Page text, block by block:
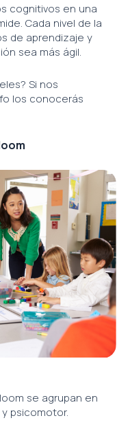
cognitivos en una
Cada nivel de la
de aprendizaje y
sea más ágil.
Si nos
los conocerás
se agrupan en
psicomotor.